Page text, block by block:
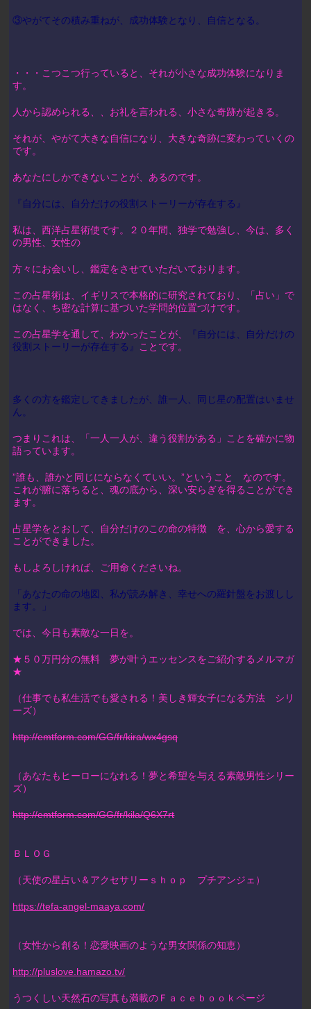
③やがてその積み重ねが、成功体験となり、自信となる。
・・・こつこつ行っていると、それが小さな成功体験になりま
す。
人から認められる、、お礼を言われる、小さな奇跡が起きる。
それが、やがて大きな自信になり、大きな奇跡に変わっていくの
です。
あなたにしかできないことが、あるのです。
『自分には、自分だけの役割ストーリーが存在する』
私は、西洋占星術使です。２０年間、独学で勉強し、今は、多く
の男性、女性の
方々にお会いし、鑑定をさせていただいております。
この占星術は、イギリスで本格的に研究されており、「占い」で
はなく、ち密な計算に基づいた学問的位置づけです。
この占星学を通して、わかったことが、
『自分には、自分だけの
役割ストーリーが存在する』 ことです。
多くの方を鑑定してきましたが、誰一人、同じ星の配置はいませ
ん。
つまりこれは、「一人一人が、違う役割がある」ことを確かに物
語っています。
”誰も、誰かと同じにならなくていい。”ということ なのです。
これが腑に落ちると、魂の底から、深い安らぎを得ることができ
ます。
占星学をとおして、自分だけのこの命の特徴 を、心から愛する
ことができました。
もしよろしければ、ご用命くださいね。
「あなたの命の地図、私が読み解き、幸せへの羅針盤をお渡しし
ます。」
では、今日も素敵な一日を。
★５０万円分の無料 夢が叶うエッセンスをご紹介するメルマガ
★
（仕事でも私生活でも愛される！美しき輝女子になる方法 シリ
ーズ）
http://emtform.com/GG/fr/kira/wx4gsq
（あなたもヒーローになれる！夢と希望を与える素敵男性シリー
ズ）
http://emtform.com/GG/fr/kila/Q6X7rt
ＢＬＯＧ
（天使の星占い＆アクセサリーｓｈｏｐ プチアンジェ）
https://tefa-angel-maaya.com/
（女性から創る！恋愛映画のような男女関係の知恵）
http://pluslove.hamazo.tv/
うつくしい天然石の写真も満載のＦａｃｅｂｏｏｋページ